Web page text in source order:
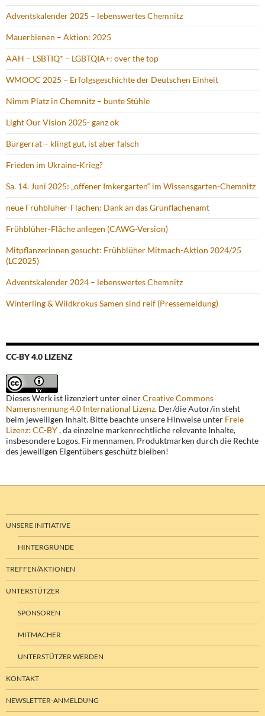
Adventskalender 2025 – lebenswertes Chemnitz
Mauerbienen – Aktion: 2025
AAH – LSBTIQ* – LGBTQIA+: over the top
WMOOC 2025 – Erfolgsgeschichte der Deutschen Einheit
Nimm Platz in Chemnitz – bunte Stühle
Light Our Vision 2025- ganz ok
Bürgerrat – klingt gut, ist aber falsch
Frieden im Ukraine-Krieg?
Sa. 14. Juni 2025: „offener Imkergarten“ im Wissensgarten-Chemnitz
neue Frühblüher-Flächen: Dank an das Grünflächenamt
Frühblüher-Fläche anlegen (CAWG-Version)
Mitpflanzerinnen gesucht: Frühblüher Mitmach-Aktion 2024/25
(LC2025)
Adventskalender 2024 – lebenswertes Chemnitz
Winterling & Wildkrokus Samen sind reif (Pressemeldung)
CC-BY 4.0 LIZENZ
Dieses Werk ist lizenziert unter einerCreative Commons
Namensnennung 4.0 International Lizenz. Der/die Autor/in steht
beim jeweiligen Inhalt. Bitte beachte unsere Hinweise unter Freie
Lizenz: CC-BY, da einzelne markenrechtliche relevante Inhalte,
insbesondere Logos, Firmennamen, Produktmarken durch die Rechte
des jeweiligen Eigentübers geschütz bleiben!
UNSERE INITIATIVE
HINTERGRÜNDE
TREFFEN/AKTIONEN
UNTERSTÜTZER
SPONSOREN
MITMACHER
UNTERSTÜTZER WERDEN
KONTAKT
NEWSLETTER-ANMELDUNG